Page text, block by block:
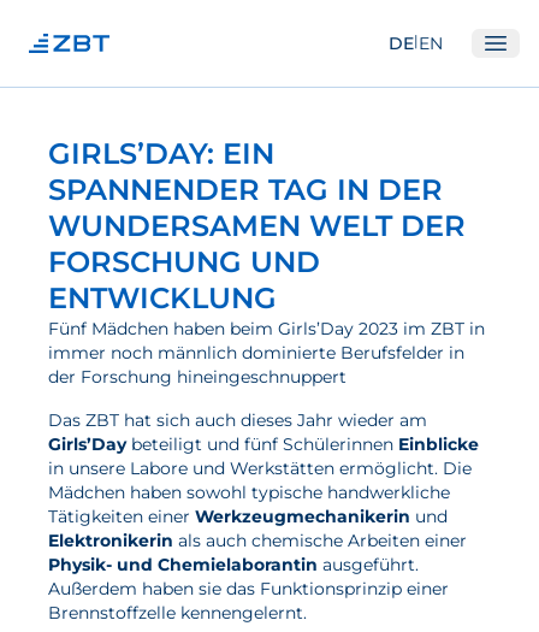
DE|EN
Über Uns
Abteilungen
Ausstattung
Gute Wissenschaftliche Praxis
Open Science und IP
Gremien
Unser Netzwerk
Forschung
Brennstoffzellen
Wasserstoff
Elektrolyse
GIRLS’DAY: EIN
SPANNENDER TAG IN DER
WUNDERSAMEN WELT DER
FORSCHUNG UND
ENTWICKLUNG
Fünf Mädchen haben beim Girls’Day 2023 im ZBT in
immer noch männlich dominierte Berufsfelder in
der Forschung hineingeschnuppert
Das ZBT hat sich auch dieses Jahr wieder am
Girls’Daybeteiligt und fünf Schülerinnen Einblicke
in unsere Labore und Werkstätten ermöglicht. Die
Mädchen haben sowohl typische handwerkliche
Tätigkeiten einer Werkzeugmechanikerin und
Elektronikerin als auch chemische Arbeiten einer
Physik- und Chemielaborantin ausgeführt.
Außerdem haben sie das Funktionsprinzip einer
Brennstoffzelle kennengelernt.